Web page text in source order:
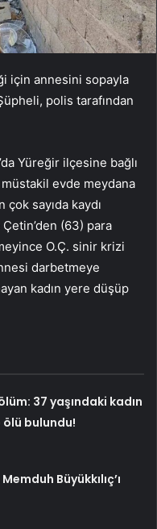
için annesini sopayla
polis tarafından
Yüreğir ilçesine bağlı
evde meydana
sayıda kaydı
(63) para
O.Ç. sinir krizi
darbetmeye
kadın yere düşüp
37 yaşındaki kadın
ölü bulundu!
Büyükkılıç’ı